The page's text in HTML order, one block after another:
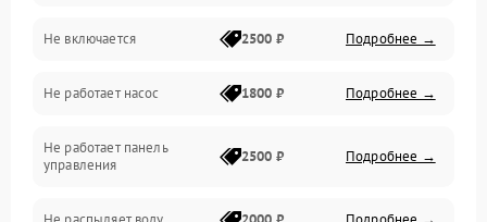
Нагрев
Вода
Гигиена
Программное обеспечение
Не включается 2500 ₽ Подробнее →
Не работает насос 1800 ₽ Подробнее →
Не работает панель
управления
2500 ₽ Подробнее →